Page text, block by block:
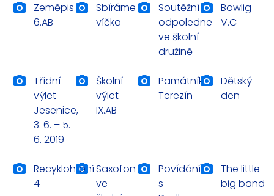
Zeměpis
6.AB
Sbíráme
víčka
Soutěžní
odpoledne
ve školní
družině
Bowlig
V.C
Třídní
výlet –
Jesenice,
3. 6. – 5.
6. 2019
Školní
výlet
IX.AB
Památník
Terezín
Dětský
den
Recyklohraní
4
Saxofon
ve
Povídání
s
The little
big band